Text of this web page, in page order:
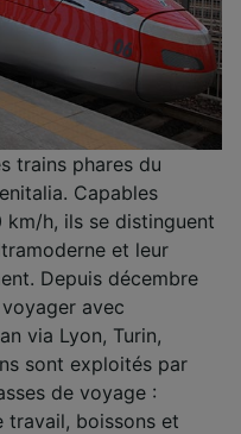
trains phares du
Capables
h, ils se distinguent
et leur
Depuis décembre
avec
via Lyon, Turin,
sont exploités par
de voyage :
travail, boissons et